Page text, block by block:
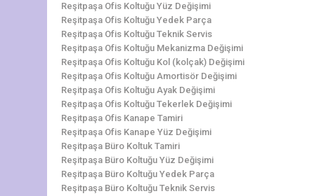
Reşitpaşa Ofis Koltuğu Yüz Değişimi
Reşitpaşa Ofis Koltuğu Yedek Parça
Reşitpaşa Ofis Koltuğu Teknik Servis
Reşitpaşa Ofis Koltuğu Mekanizma Değişimi
Reşitpaşa Ofis Koltuğu Kol (kolçak) Değişimi
Reşitpaşa Ofis Koltuğu Amortisör Değişimi
Reşitpaşa Ofis Koltuğu Ayak Değişimi
Reşitpaşa Ofis Koltuğu Tekerlek Değişimi
Reşitpaşa Ofis Kanape Tamiri
Reşitpaşa Ofis Kanape Yüz Değişimi
Reşitpaşa Büro Koltuk Tamiri
Reşitpaşa Büro Koltuğu Yüz Değişimi
Reşitpaşa Büro Koltuğu Yedek Parça
Reşitpaşa Büro Koltuğu Teknik Servis